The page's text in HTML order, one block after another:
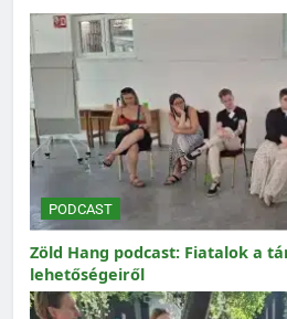
PODCAST
Zöld Hang podcast: Fiatalok a
lehetőségeiről